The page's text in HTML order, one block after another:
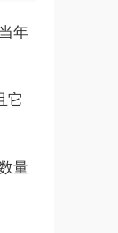
年
它
量